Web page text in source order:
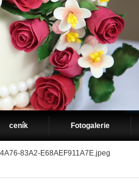
ceník Fotogalerie
83A2-E68AEF911A7E.jpeg